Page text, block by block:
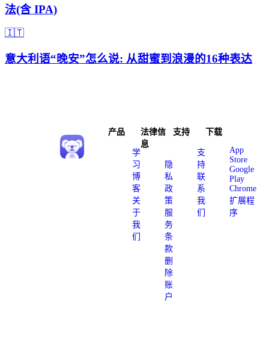
法(含 IPA)
🇮🇹
意大利语“晚安”怎么说: 从甜蜜到浪漫的16种表达
产品
学
习
博
客
关
于
我
们
法律信
息
隐
私
政
策
服
务
条
款
删
除
账
户
支持
支
持
联
系
我
们
下载
App
Store
Google
Play
Chrome
扩展程
序